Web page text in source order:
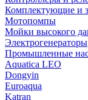
Комплектующие и
Мотопомпы
Мойки высокого
Электрогенераторы
Промышленные
Aquatica LEO
Dongyin
Euroaqua
Katran